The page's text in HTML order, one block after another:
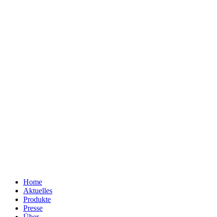
Home
Aktuelles
Produkte
Presse